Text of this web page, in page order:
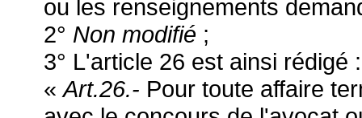
ou les renseignements
2° Non modifié ;
3° L'article 26 est ainsi rédigé :
«Art.26.- Pour toute affaire